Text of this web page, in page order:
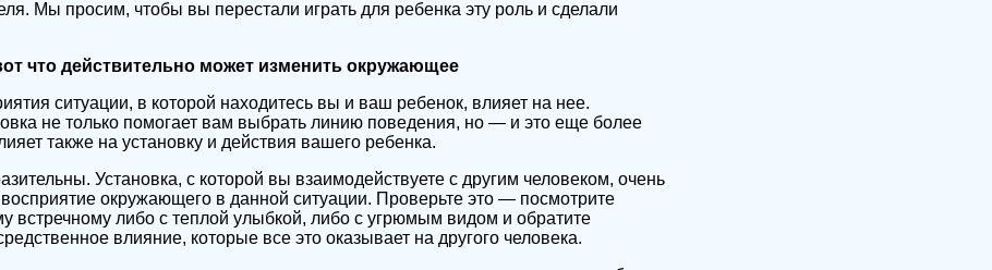
Мы просим, чтобы вы перестали играть для ребенка эту роль и сделали
что действительно может изменить окружающее
ситуации, в которой находитесь вы и ваш ребенок, влияет на нее.
не только помогает вам выбрать линию поведения, но — и это еще более
также на установку и действия вашего ребенка.
Установка, с которой вы взаимодействуете с другим человеком, очень
восприятие окружающего в данной ситуации. Проверьте это — посмотрите
встречному либо с теплой улыбкой, либо с угрюмым видом и обратите
влияние, которые все это оказывает на другого человека.